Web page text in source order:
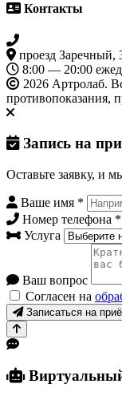
Контакты
проезд Заречный,
8:00 — 20:00
2026 Артролаб.
противопоказания,
Запись на
Оставьте заявку, и
Ваше имя *
Номер телефона *
Услуга
Ваш вопрос
Согласен на
Записаться на